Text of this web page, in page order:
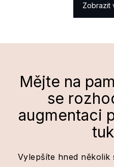
Zobrazit
Mějte na
se
augmentaci
Vylepšíte hned